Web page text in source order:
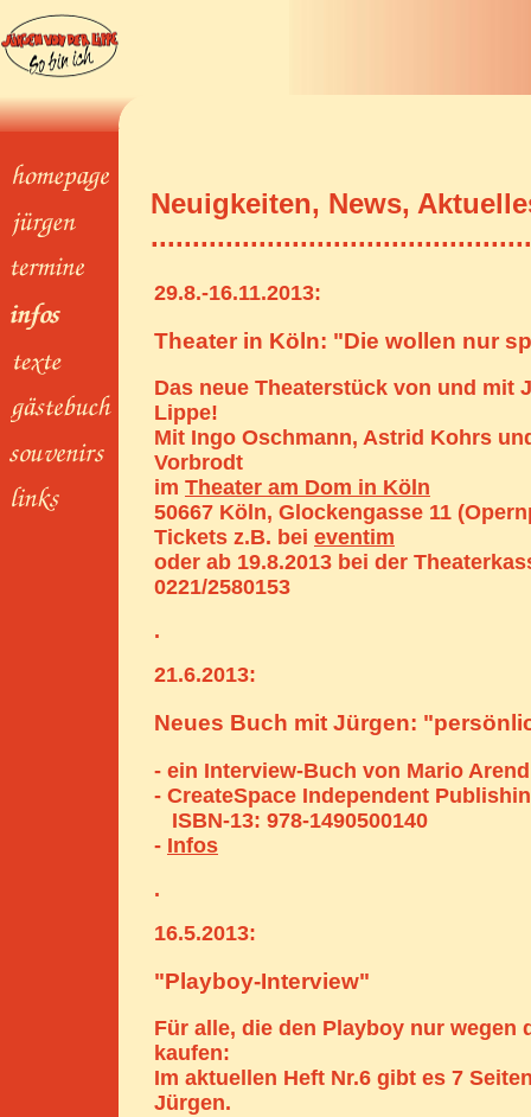
Neuigkeiten, News,
29.8.-16.11.2013:
Theater in Köln: "Die wollen nur
Das neue Theaterstück von und mit
Lippe!
Mit Ingo Oschmann, Astrid Kohrs
Vorbrodt
im Theater am Dom in Köln
50667 Köln, Glockengasse 11
Tickets z.B. bei eventim
oder ab 19.8.2013 bei der
0221/2580153
.
21.6.2013:
Neues Buch mit Jürgen:
- ein Interview-Buch von Mario Arend
- CreateSpace Independent
ISBN-13: 978-1490500140
- Infos
.
16.5.2013:
"Playboy-Interview"
Für alle, die den Playboy nur wegen
kaufen:
Im aktuellen Heft Nr.6 gibt es 7
Jürgen.